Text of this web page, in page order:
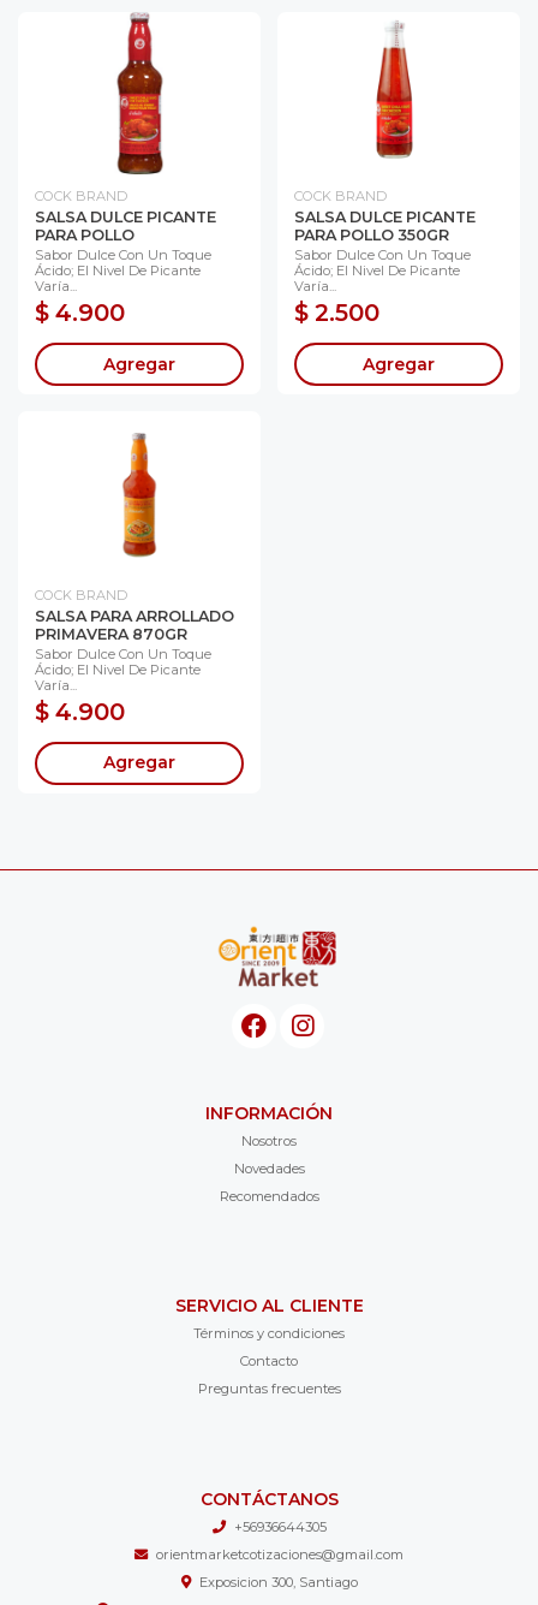
COCK BRAND
SALSA DULCE PICANTE
PARA POLLO
Sabor Dulce Con Un Toque
Ácido; El Nivel De Picante
Varía...
$ 4.900
Agregar
COCK BRAND
SALSA DULCE PICANTE
PARA POLLO 350GR
Sabor Dulce Con Un Toque
Ácido; El Nivel De Picante
Varía...
$ 2.500
Agregar
COCK BRAND
SALSA PARA ARROLLADO
PRIMAVERA 870GR
Sabor Dulce Con Un Toque
Ácido; El Nivel De Picante
Varía...
$ 4.900
Agregar
INFORMACIÓN
Nosotros
Novedades
Recomendados
SERVICIO AL CLIENTE
Términos y condiciones
Contacto
Preguntas frecuentes
CONTÁCTANOS
+56936644305
orientmarketcotizaciones@gmail.com
Exposicion 300, Santiago